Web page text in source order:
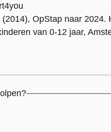
OpStap naar
van 0-12 jaar,